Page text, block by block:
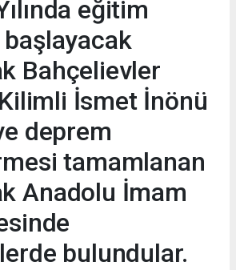
eğitim
Bahçelievler
İsmet İnönü
deprem
tamamlanan
Anadolu İmam
bulundular.